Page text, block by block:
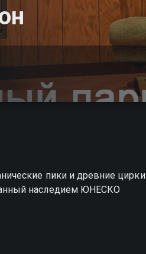
пики и древние цирки
наследием ЮНЕСКО